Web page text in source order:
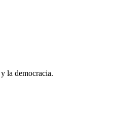
la democracia.